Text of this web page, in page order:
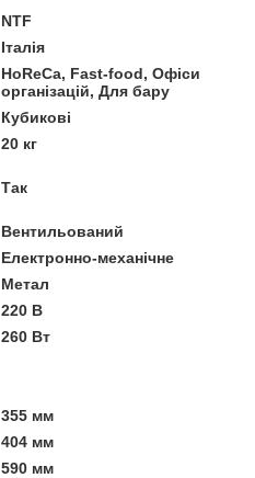
NTF
Італія
HoReCa, Fast-food, Офіси
організацій, Для бару
Кубикові
20 кг
Так
Вентильований
Електронно-механічне
Метал
220 В
260 Вт
355 мм
404 мм
590 мм